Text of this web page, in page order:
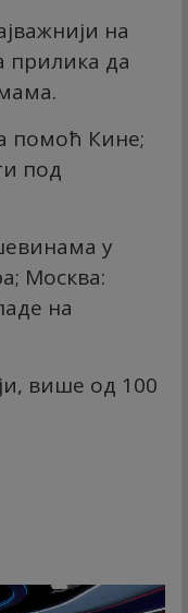
на
прилика да
помоћ Кине;
под
у
Москва:
на
више од 100